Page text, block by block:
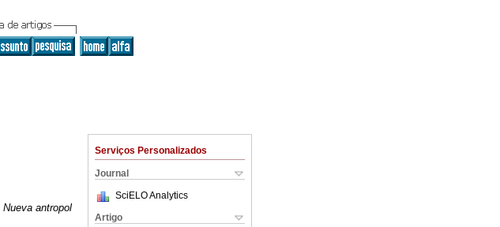
Serviços Personalizados
Journal
SciELO Analytics
Artigo
Nueva antropol